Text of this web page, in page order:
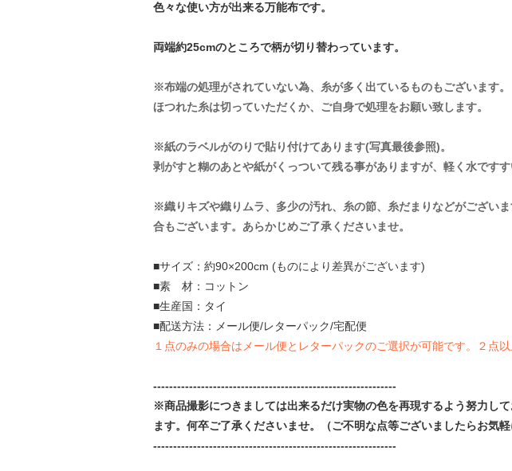
色々な使い方が出来る万能布です。
両端約25cmのところで柄が切り替わっています。
※布端の処理がされていない為、糸が多く出ているものもございます。
ほつれた糸は切っていただくか、ご自身で処理をお願い致します。
※紙のラベルがのりで貼り付けてあります(写真最後参照)。
剥がすと糊のあとや紙がくっついて残る事がありますが、軽く水ですす
※織りキズや織りムラ、多少の汚れ、糸の節、糸だまりなどがござい
合もございます。あらかじめご了承くださいませ。
■サイズ：約90×200cm (ものにより差異がございます)
■素 材：コットン
■生産国：タイ
■配送方法：メール便/レターパック/宅配便
１点のみの場合はメール便とレターパックのご選択が可能です。２点
-------------------------------------------------------------
※商品撮影につきましては出来るだけ実物の色を再現するよう努力し
ます。何卒ご了承くださいませ。（ご不明な点等ございましたらお気軽
-------------------------------------------------------------